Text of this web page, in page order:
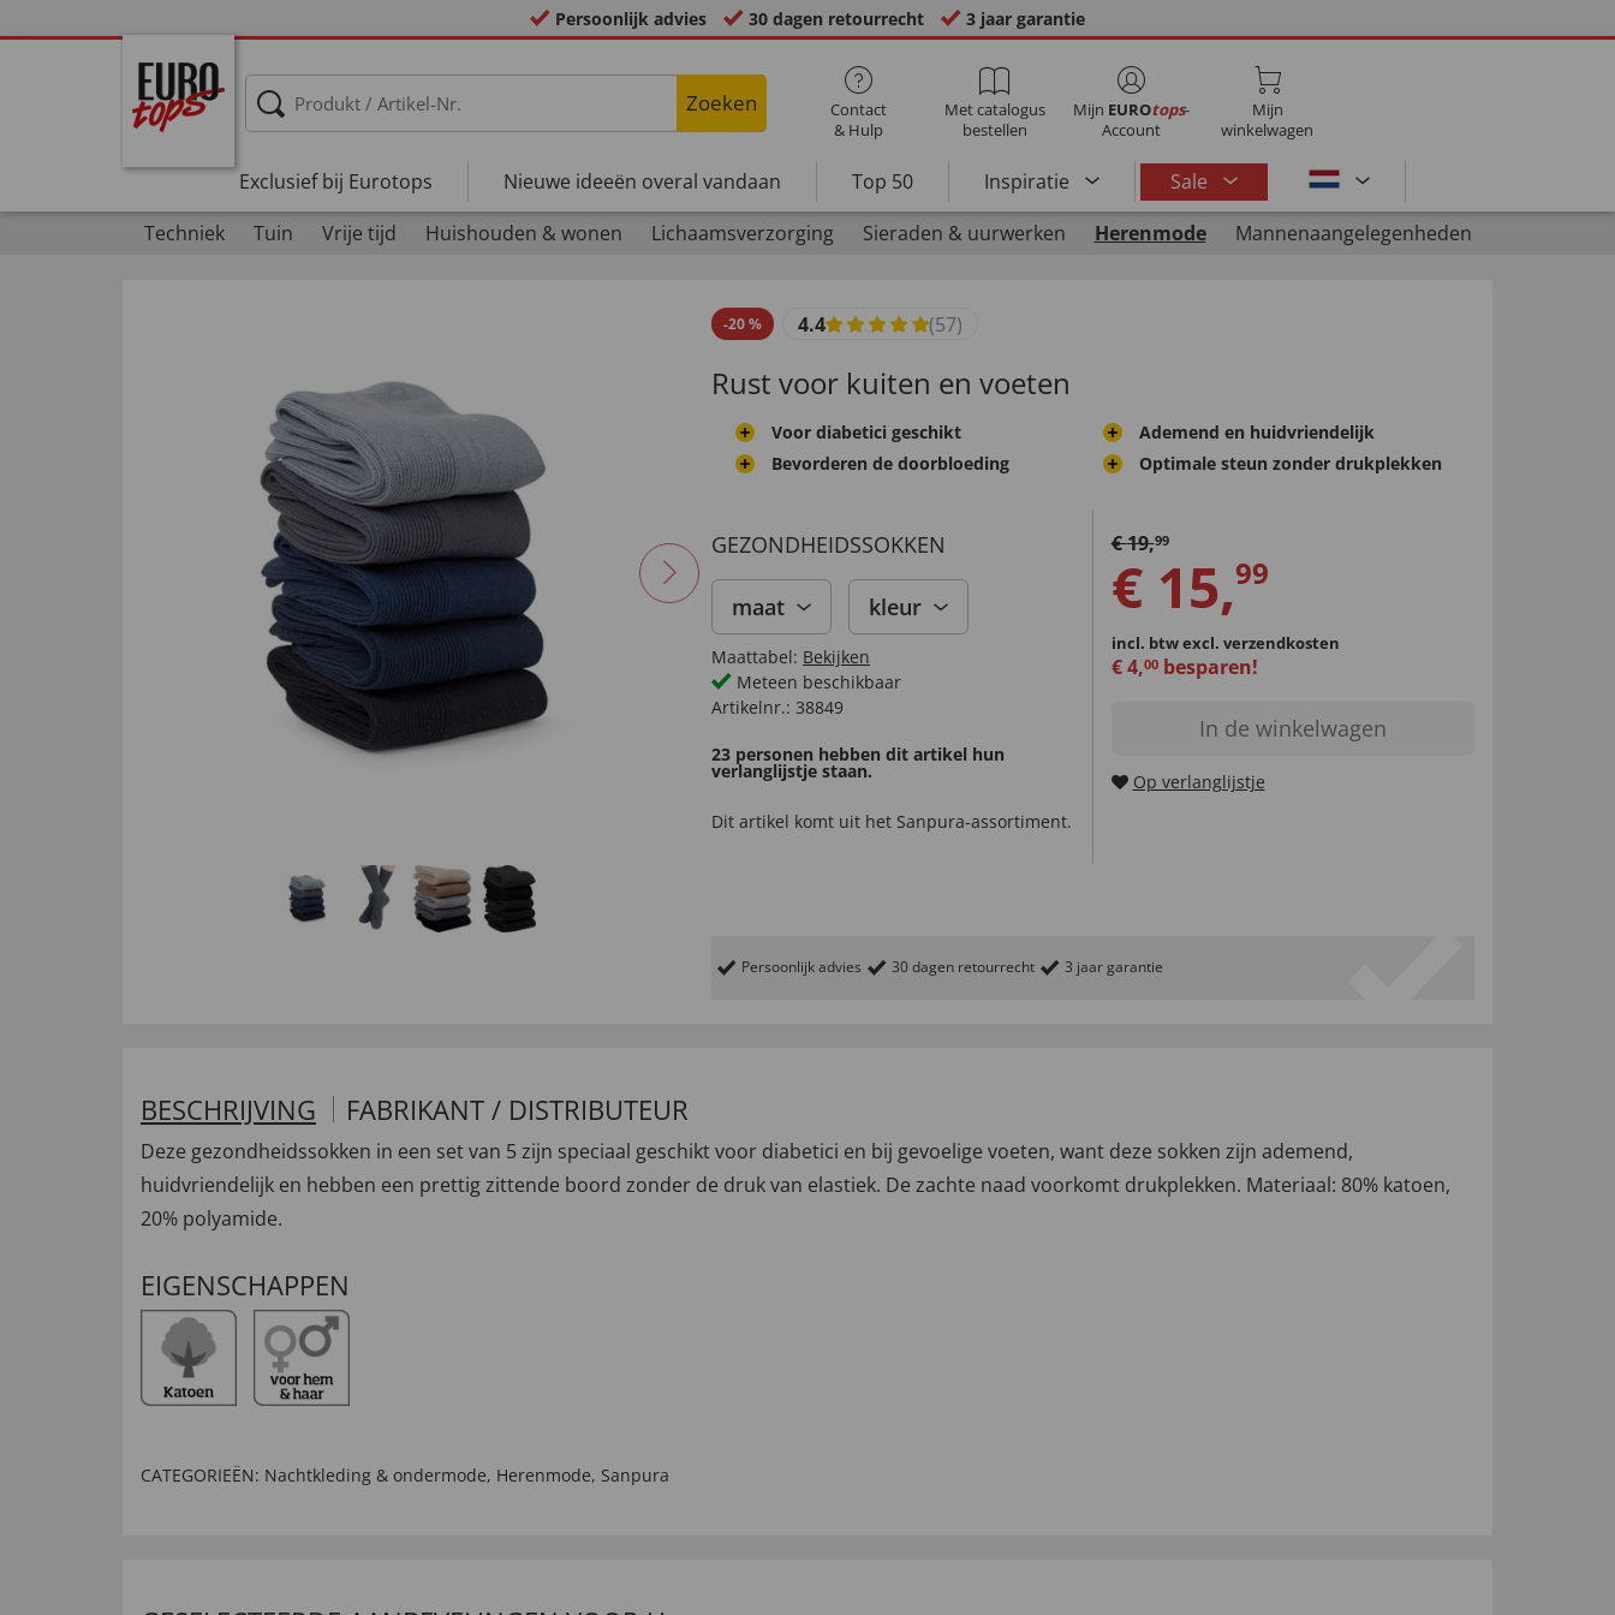
Persoonlijk advies 30 dagen retourrecht 3 jaar garantie
Zoeken
Contact
& Hulp
Met catalogus
bestellen
Mijn EUROtops-
Account
Mijn
winkelwagen
Exclusief bij Eurotops Nieuwe ideeën overal vandaan Top 50 Inspiratie
Sale
Techniek
Tuin Vrije tijd Huishouden & wonen Lichaamsverzorging Sieraden & uurwerken Herenmode Mannenaangelegenheden
-20% 4.4 (57)
Rust voor kuiten en voeten
Voor diabetici geschikt
Bevorderen de doorbloeding
Ademend en huidvriendelijk
Optimale steun zonder drukplekken
GEZONDHEIDSSOKKEN
maat kleur
Maattabel: Bekijken
Meteen beschikbaar
Artikelnr.: 38849
23 personen hebben dit artikel hun
verlanglijstje staan.
Dit artikel komt uit het Sanpura-assortiment.
€19,99
€ 15,99
incl. btwexcl. verzendkosten
€4,00besparen!
In de winkelwagen
Op verlanglijstje
Persoonlijk advies 30 dagen retourrecht 3 jaar garantie
BESCHRIJVING FABRIKANT / DISTRIBUTEUR
Deze gezondheidssokken in een set van 5 zijn speciaal geschikt voor diabetici en bij gevoelige voeten, want deze sokken zijn ademend,
huidvriendelijk en hebben een prettig zittende boord zonder de druk van elastiek. De zachte naad voorkomt drukplekken. Materiaal: 80% katoen,
20% polyamide.
EIGENSCHAPPEN
CATEGORIEËN: Nachtkleding & ondermode, Herenmode, Sanpura